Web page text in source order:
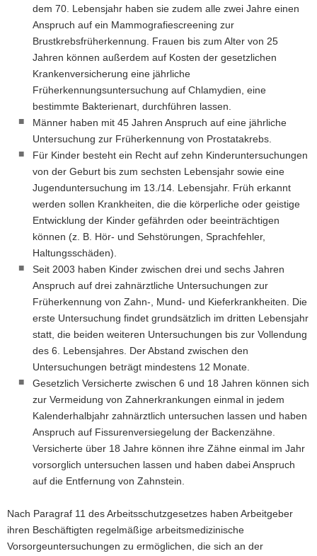
dem 70. Lebensjahr haben sie zudem alle zwei Jahre einen
Anspruch auf ein Mammografiescreening zur
Brustkrebsfrüherkennung. Frauen bis zum Alter von 25
Jahren können außerdem auf Kosten der gesetzlichen
Krankenversicherung eine jährliche
Früherkennungsuntersuchung auf Chlamydien, eine
bestimmte Bakterienart, durchführen lassen.
Männer haben mit 45 Jahren Anspruch auf eine jährliche
Untersuchung zur Früherkennung von Prostatakrebs.
Für Kinder besteht ein Recht auf zehn Kinderuntersuchungen
von der Geburt bis zum sechsten Lebensjahr sowie eine
Jugenduntersuchung im 13./14. Lebensjahr. Früh erkannt
werden sollen Krankheiten, die die körperliche oder geistige
Entwicklung der Kinder gefährden oder beeinträchtigen
können (z. B. Hör- und Sehstörungen, Sprachfehler,
Haltungsschäden).
Seit 2003 haben Kinder zwischen drei und sechs Jahren
Anspruch auf drei zahnärztliche Untersuchungen zur
Früherkennung von Zahn-, Mund- und Kieferkrankheiten. Die
erste Untersuchung findet grundsätzlich im dritten Lebensjahr
statt, die beiden weiteren Untersuchungen bis zur Vollendung
des 6. Lebensjahres. Der Abstand zwischen den
Untersuchungen beträgt mindestens 12 Monate.
Gesetzlich Versicherte zwischen 6 und 18 Jahren können sich
zur Vermeidung von Zahnerkrankungen einmal in jedem
Kalenderhalbjahr zahnärztlich untersuchen lassen und haben
Anspruch auf Fissurenversiegelung der Backenzähne.
Versicherte über 18 Jahre können ihre Zähne einmal im Jahr
vorsorglich untersuchen lassen und haben dabei Anspruch
auf die Entfernung von Zahnstein.
Nach Paragraf 11 des Arbeitsschutzgesetzes haben Arbeitgeber
ihren Beschäftigten regelmäßige arbeitsmedizinische
Vorsorgeuntersuchungen zu ermöglichen, die sich an der